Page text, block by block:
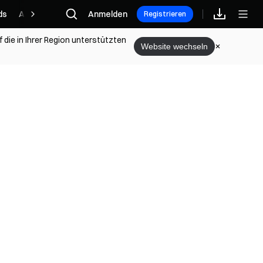
Affiliate Anmelden Registrieren
die in Ihrer Region unterstützten
Website wechseln